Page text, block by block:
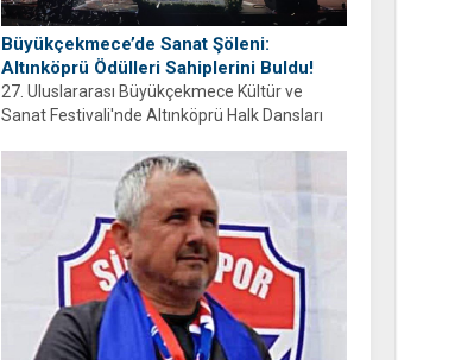
Büyükçekmece’de Sanat Şöleni:
Altınköprü Ödülleri Sahiplerini Buldu!
27. Uluslararası Büyükçekmece Kültür ve
Sanat Festivali'nde Altınköprü Halk Dansları